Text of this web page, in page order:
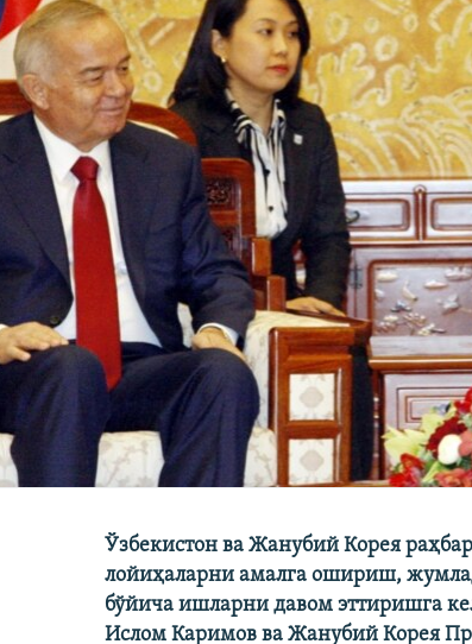
Ўзбекистон ва Жанубий Корея
лойиҳаларни амалга ошириш,
бўйича ишларни давом эттиришга
Ислом Каримов ва Жанубий Корея